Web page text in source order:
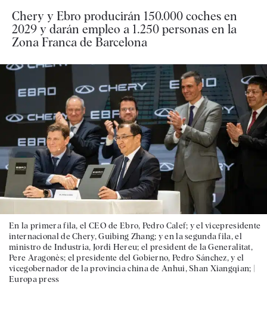
Chery y Ebro producirán 150.000 coches en
2029 y darán empleo a 1.250 personas en la
Zona Franca de Barcelona
En la primera fila, el CEO de Ebro, Pedro Calef; y el vicepresidente
internacional de Chery, Guibing Zhang; y en la segunda fila, el
ministro de Industria, Jordi Hereu; el president de la Generalitat,
Pere Aragonès; el presidente del Gobierno, Pedro Sánchez, y el
vicegobernador de la provincia china de Anhui, Shan Xiangqian; |
Europa press